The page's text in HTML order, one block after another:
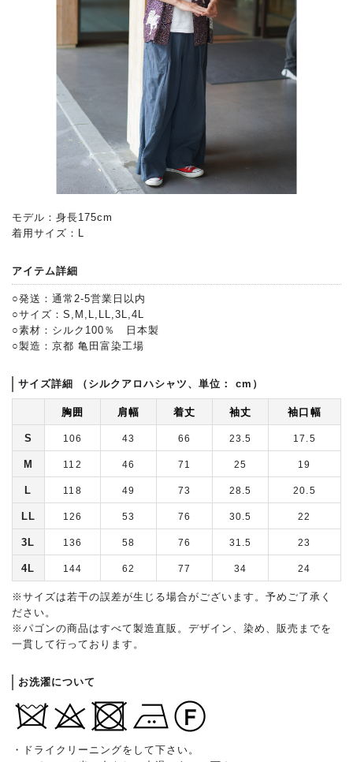
モデル：身長175cm
着用サイズ：L
アイテム詳細
○発送：通常2-5営業日以内
○サイズ：S,M,L,LL,3L,4L
○素材：シルク100％ 日本製
○製造：京都 亀田富染工場
サイズ詳細 （シルクアロハシャツ、単位： cm）
胸囲 肩幅 着丈 袖丈 袖口幅
S 106 43 66 23.5 17.5
M 112 46 71 25 19
L 118 49 73 28.5 20.5
LL 126 53 76 30.5 22
3L 136 58 76 31.5 23
4L 144 62 77 34 24
※サイズは若干の誤差が生じる場合がございます。予めご了承く
ださい。
※パゴンの商品はすべて製造直販。デザイン、染め、販売までを
一貫して行っております。
お洗濯について
・ドライクリーニングをして下さい。